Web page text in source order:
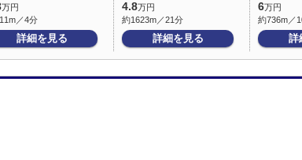
万円
／4分
詳細を見る
4.8万円
約1623m／21分
詳細を見る
6万円
約736m／
詳